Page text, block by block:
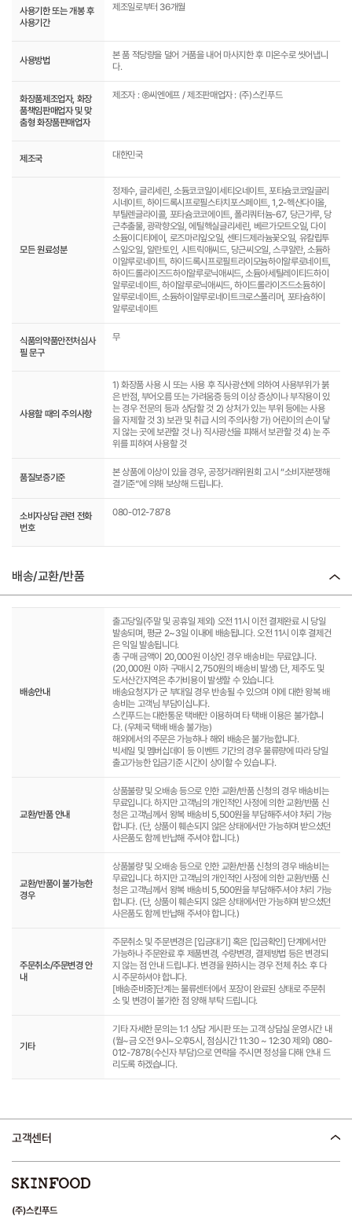
사용기한 또는 개봉 후
사용기간
제조일로부터 36개월
사용방법
본 품 적당량을 덜어 거품을 내어 마사지한 후 미온수로 씻어냅니
다.
화장품제조업자, 화장
품책임판매업자 및 맞
춤형 화장품판매업자
제조자 : ㈜씨엔에프 / 제조판매업자 : (주)스킨푸드
제조국 대한민국
모든 원료성분
정제수, 글리세린, 소듐코코일이세티오네이트, 포타슘코코일글리
시네이트, 하이드록시프로필스타치포스페이트, 1,2-헥산다이올,
부틸렌글라이콜, 포타슘코코에이트, 폴리쿼터늄-67, 당근가루, 당
근추출물, 광곽향오일, 에틸헥실글리세린, 베르가모트오일, 다이
소듐이디티에이, 로즈마리잎오일, 센티드제라늄꽃오일, 유칼립투
스잎오일, 알란토인, 시트릭애씨드, 당근씨오일, 스쿠알란, 소듐하
이알루로네이트, 하이드록시프로필트라이모늄하이알루로네이트,
하이드롤라이즈드하이알루로닉애씨드, 소듐아세틸레이티드하이
알루로네이트, 하이알루로닉애씨드, 하이드롤라이즈드소듐하이
알루로네이트, 소듐하이알루로네이트크로스폴리머, 포타슘하이
알루로네이트
식품의약품안전처심사
필 문구
무
사용할 때의 주의사항
1) 화장품 사용 시 또는 사용 후 직사광선에 의하여 사용부위가 붉
은 반점, 부어오름 또는 가려움증 등의 이상 증상이나 부작용이 있
는 경우 전문의 등과 상담할 것 2) 상처가 있는 부위 등에는 사용
을 자제할 것 3) 보관 및 취급 시의 주의사항 가) 어린이의 손이 닿
지 않는 곳에 보관할 것 나) 직사광선을 피해서 보관할 것 4) 눈 주
위를 피하여 사용할 것
품질보증기준
본 상품에 이상이 있을 경우, 공정거래위원회 고시 “소비자분쟁해
결기준”에 의해 보상해 드립니다.
소비자상담 관련 전화
번호
080-012-7878
배송/교환/반품
배송안내
출고당일(주말 및 공휴일 제외) 오전 11시 이전 결제완료 시 당일
발송되며, 평균 2~3일 이내에 배송됩니다. 오전 11시 이후 결제건
은 익일 발송됩니다.
총 구매 금액이 20,000원 이상인 경우 배송비는 무료입니다.
(20,000원 이하 구매시 2,750원의 배송비 발생) 단, 제주도 및
도서산간지역은 추가비용이 발생할 수 있습니다.
배송요청지가 군 부대일 경우 반송될 수 있으며 이에 대한 왕복 배
송비는 고객님 부담이십니다.
스킨푸드는 대한통운 택배만 이용하며 타 택배 이용은 불가합니
다. (우체국 택배 배송 불가능)
해외에서의 주문은 가능하나 해외 배송은 불가능합니다.
빅세일 및 멤버십데이 등 이벤트 기간의 경우 물류량에 따라 당일
출고가능한 입금기준 시간이 상이할 수 있습니다.
교환/반품 안내
상품불량 및 오배송 등으로 인한 교환/반품 신청의 경우 배송비는
무료입니다. 하지만 고객님의 개인적인 사정에 의한 교환/반품 신
청은 고객님께서 왕복 배송비 5,500원을 부담해주셔야 처리 가능
합니다. (단, 상품이 훼손되지 않은 상태에서만 가능하며 받으셨던
사은품도 함께 반납해 주셔야 합니다.)
교환/반품이 불가능한
경우
상품불량 및 오배송 등으로 인한 교환/반품 신청의 경우 배송비는
무료입니다. 하지만 고객님의 개인적인 사정에 의한 교환/반품 신
청은 고객님께서 왕복 배송비 5,500원을 부담해주셔야 처리 가능
합니다. (단, 상품이 훼손되지 않은 상태에서만 가능하며 받으셨던
사은품도 함께 반납해 주셔야 합니다.)
주문취소/주문변경 안
내
주문취소 및 주문변경은 [입금대기] 혹은 [입금확인] 단계에서만
가능하나 주문완료 후 제품변경, 수량변경, 결제방법 등은 변경되
지 않는 점 안내 드립니다. 변경을 원하시는 경우 전체 취소 후 다
시 주문하셔야 합니다.
[배송준비중]단계는 물류센터에서 포장이 완료된 상태로 주문취
소 및 변경이 불가한 점 양해 부탁 드립니다.
기타
기타 자세한 문의는 1:1 상담 게시판 또는 고객 상담실 운영시간 내
(월~금 오전 9시~오후5시, 점심시간 11:30 ~ 12:30 제외) 080-
012-7878(수신자 부담)으로 연락을 주시면 정성을 다해 안내 드
리도록 하겠습니다.
고객센터
(주)스킨푸드